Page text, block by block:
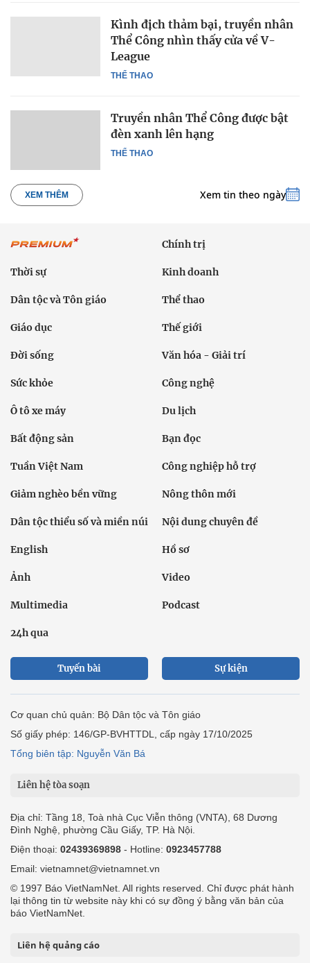
THỂ THAO
Kình địch thảm bại, truyền nhân
Thể Công nhìn thấy cửa về V-
League
THỂ THAO
Truyền nhân Thể Công được bật
đèn xanh lên hạng
XEM THÊM Xem tin theo ngày
Chính trị
Thời sự Kinh doanh
Dân tộc và Tôn giáo Thể thao
Giáo dục Thế giới
Đời sống Văn hóa - Giải trí
Sức khỏe Công nghệ
Ô tô xe máy Du lịch
Bất động sản Bạn đọc
Tuần Việt Nam Công nghiệp hỗ trợ
Giảm nghèo bền vững Nông thôn mới
Dân tộc thiểu số và miền núi Nội dung chuyên đề
English Hồ sơ
Ảnh Video
Multimedia Podcast
24h qua
Tuyến bài Sự kiện
Cơ quan chủ quản: Bộ Dân tộc và Tôn giáo
Số giấy phép: 146/GP-BVHTTDL, cấp ngày 17/10/2025
Tổng biên tập: Nguyễn Văn Bá
Liên hệ tòa soạn
Địa chỉ: Tầng 18, Toà nhà Cục Viễn thông (VNTA), 68 Dương
Đình Nghệ, phường Cầu Giấy, TP. Hà Nội.
Điện thoại: 02439369898 - Hotline: 0923457788
Email: vietnamnet@vietnamnet.vn
© 1997 Báo VietNamNet. All rights reserved. Chỉ được phát hành
lại thông tin từ website này khi có sự đồng ý bằng văn bản của
báo VietNamNet.
Liên hệ quảng cáo